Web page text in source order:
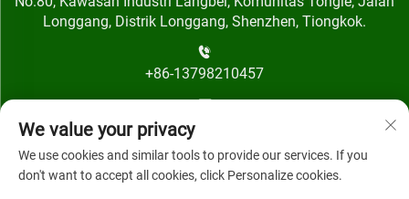
Longgang, Distrik Longgang, Shenzhen, Tiongkok.
+86-13798210457
[email protected]
We value your privacy
We use cookies and similar tools to provide our services. If you
don't want to accept all cookies, click Personalize cookies.